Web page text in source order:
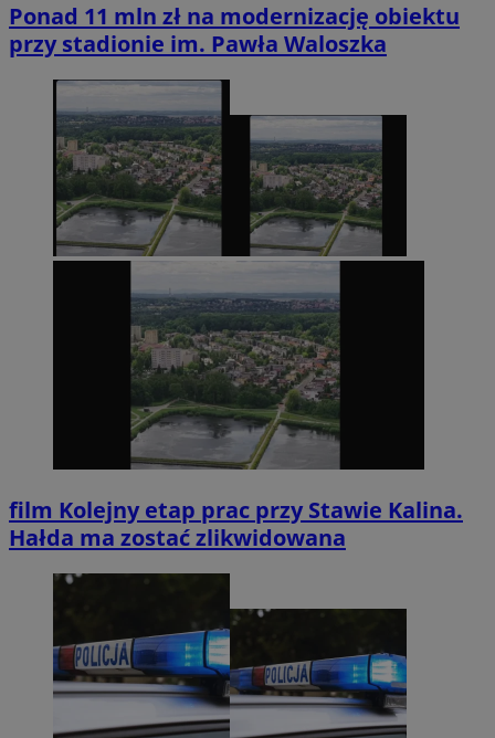
Ponad 11 mln zł na modernizację obiektu
przy stadionie im. Pawła Waloszka
film Kolejny etap prac przy Stawie Kalina.
Hałda ma zostać zlikwidowana